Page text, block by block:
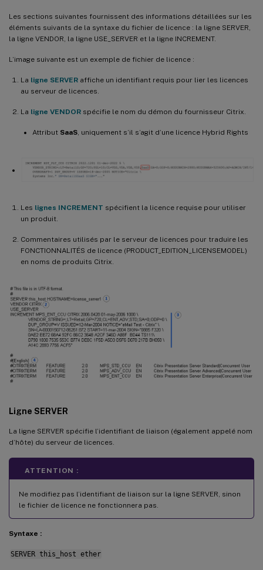
Les sections suivantes fournissent des informations détaillées sur les
éléments suivants de la syntaxe du fichier de licence : la ligne SERVER,
la ligne VENDOR, la ligne USE_SERVER et la ligne INCREMENT.
L’image suivante est un exemple de fichier de licence :
La ligne SERVER affiche un identifiant requis pour lier les licences
au serveur de licences.
La ligne VENDOR spécifie le nom du démon du fournisseur Citrix.
Attribut SaaS , uniquement s’il s’agit d’une licence Hybrid Rights
Les lignes INCREMENT spécifient la licence requise pour utiliser
un produit.
Commentaires utilisés par le serveur de licences pour traduire les
FONCTIONNALITÉS de licence (PRODUCT_EDITION_LICENSEMODEL)
en noms de produits Citrix.
Ligne SERVER
La ligne SERVER spécifie l’identifiant de liaison (également appelé nom
d’hôte) du serveur de licences.
ATTENTION :
Ne modifiez pas l’identifiant de liaison sur la ligne SERVER, sinon
le fichier de licence ne fonctionnera pas.
Syntaxe :
SERVER this_host ether